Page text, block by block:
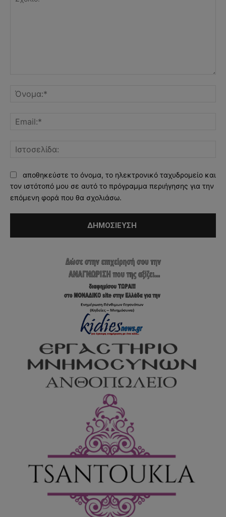
αποθηκεύστε το όνομα, το ηλεκτρονικό ταχυδρομείο και
τον ιστότοπό μου σε αυτό το πρόγραμμα περιήγησης για την
επόμενη φορά που θα σχολιάσω.